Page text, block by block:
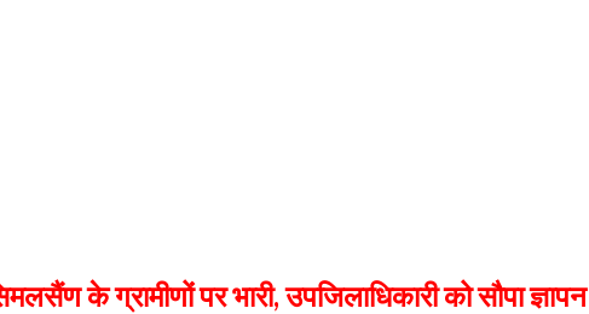
के ग्रामीणों पर भारी, उपजिलाधिकारी को सौपा ज्ञापन